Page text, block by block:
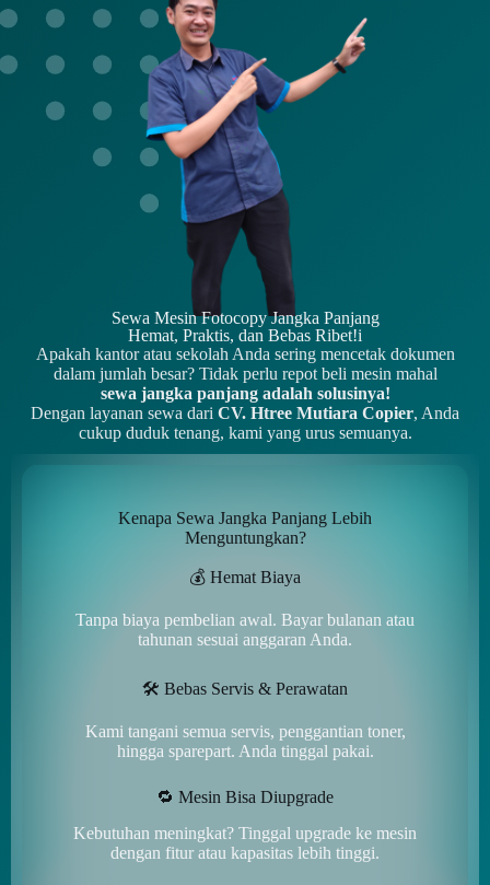
Sewa Mesin Fotocopy Jangka Panjang
Hemat, Praktis, dan Bebas Ribet!i
Apakah kantor atau sekolah Anda sering mencetak dokumen
dalam jumlah besar? Tidak perlu repot beli mesin mahal
sewa jangka panjang adalah solusinya!
Dengan layanan sewa dari CV. Htree Mutiara Copier, Anda
cukup duduk tenang, kami yang urus semuanya.
Kenapa Sewa Jangka Panjang Lebih
Menguntungkan?
💰 Hemat Biaya
Tanpa biaya pembelian awal. Bayar bulanan atau
tahunan sesuai anggaran Anda.
🛠️ Bebas Servis & Perawatan
Kami tangani semua servis, penggantian toner,
hingga sparepart. Anda tinggal pakai.
🔁 Mesin Bisa Diupgrade
Kebutuhan meningkat? Tinggal upgrade ke mesin
dengan fitur atau kapasitas lebih tinggi.